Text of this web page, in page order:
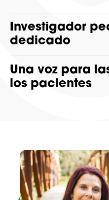
Investigador
dedicado
Una voz para
los pacientes